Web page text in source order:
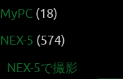
MyPC (18)
NEX-5 (574)
NEX-5で撮影